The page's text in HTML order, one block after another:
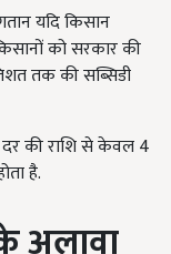
यदि किसान
को सरकार की
तक की सब्सिडी
दर की राशि से केवल 4
है.